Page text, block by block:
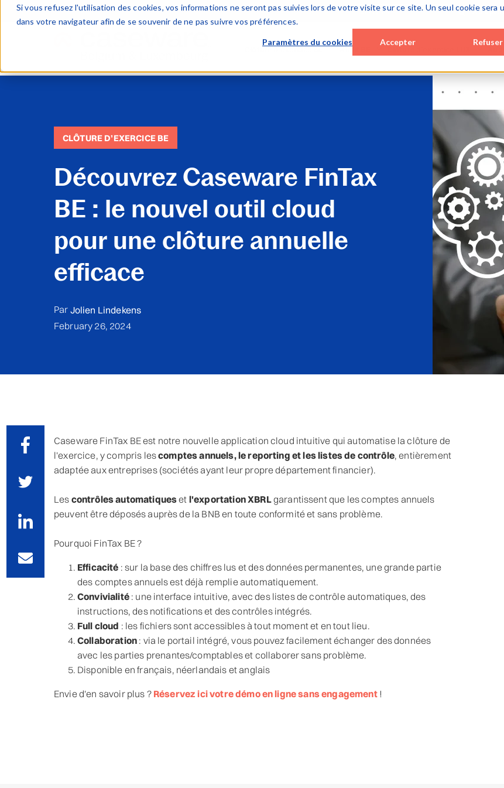
Si vous refusez l'utilisation des cookies, vos informations ne seront pas suivies lors de votre visite sur ce site. Un seul cookie sera
dans votre navigateur afin de se souvenir de ne pas suivre vos préférences.
Paramètres du cookies Accepter Refuser
À propos
Clôture d’exercice BE Audit BE
Caseware AiDA
Clôture d’exercice LUX
Caseware AiDA
SQM
CLÔTURE D’EXERCICE BE
Découvrez Caseware FinTax
BE : le nouvel outil cloud
pour une clôture annuelle
efficace
Par Jolien Lindekens
February 26, 2024
Caseware FinTax BE est notre nouvelle application cloud intuitive qui automatise la clôture de
l'exercice, y compris lescomptes annuels, le reporting et les listes de contrôle, entièrement
adaptée aux entreprises (sociétés ayant leur propre département financier).
Les contrôles automatiqueset l'exportation XBRLgarantissent que les comptes annuels
peuvent être déposés auprès de la BNB en toute conformité et sans problème.
Pourquoi FinTax BE ?
Efficacité : sur la base des chiffres lus et des données permanentes, une grande partie
des comptes annuels est déjà remplie automatiquement.
Convivialité: une interface intuitive, avec des listes de contrôle automatiques, des
instructions, des notifications et des contrôles intégrés.
Full cloud : les fichiers sont accessibles à tout moment et en tout lieu.
Collaboration : via le portail intégré, vous pouvez facilement échanger des données
avec les parties prenantes/comptables et collaborer sans problème.
Disponible en français, néerlandais et anglais
Envie d'en savoir plus ? Réservez ici votre démo en ligne sans engagement!